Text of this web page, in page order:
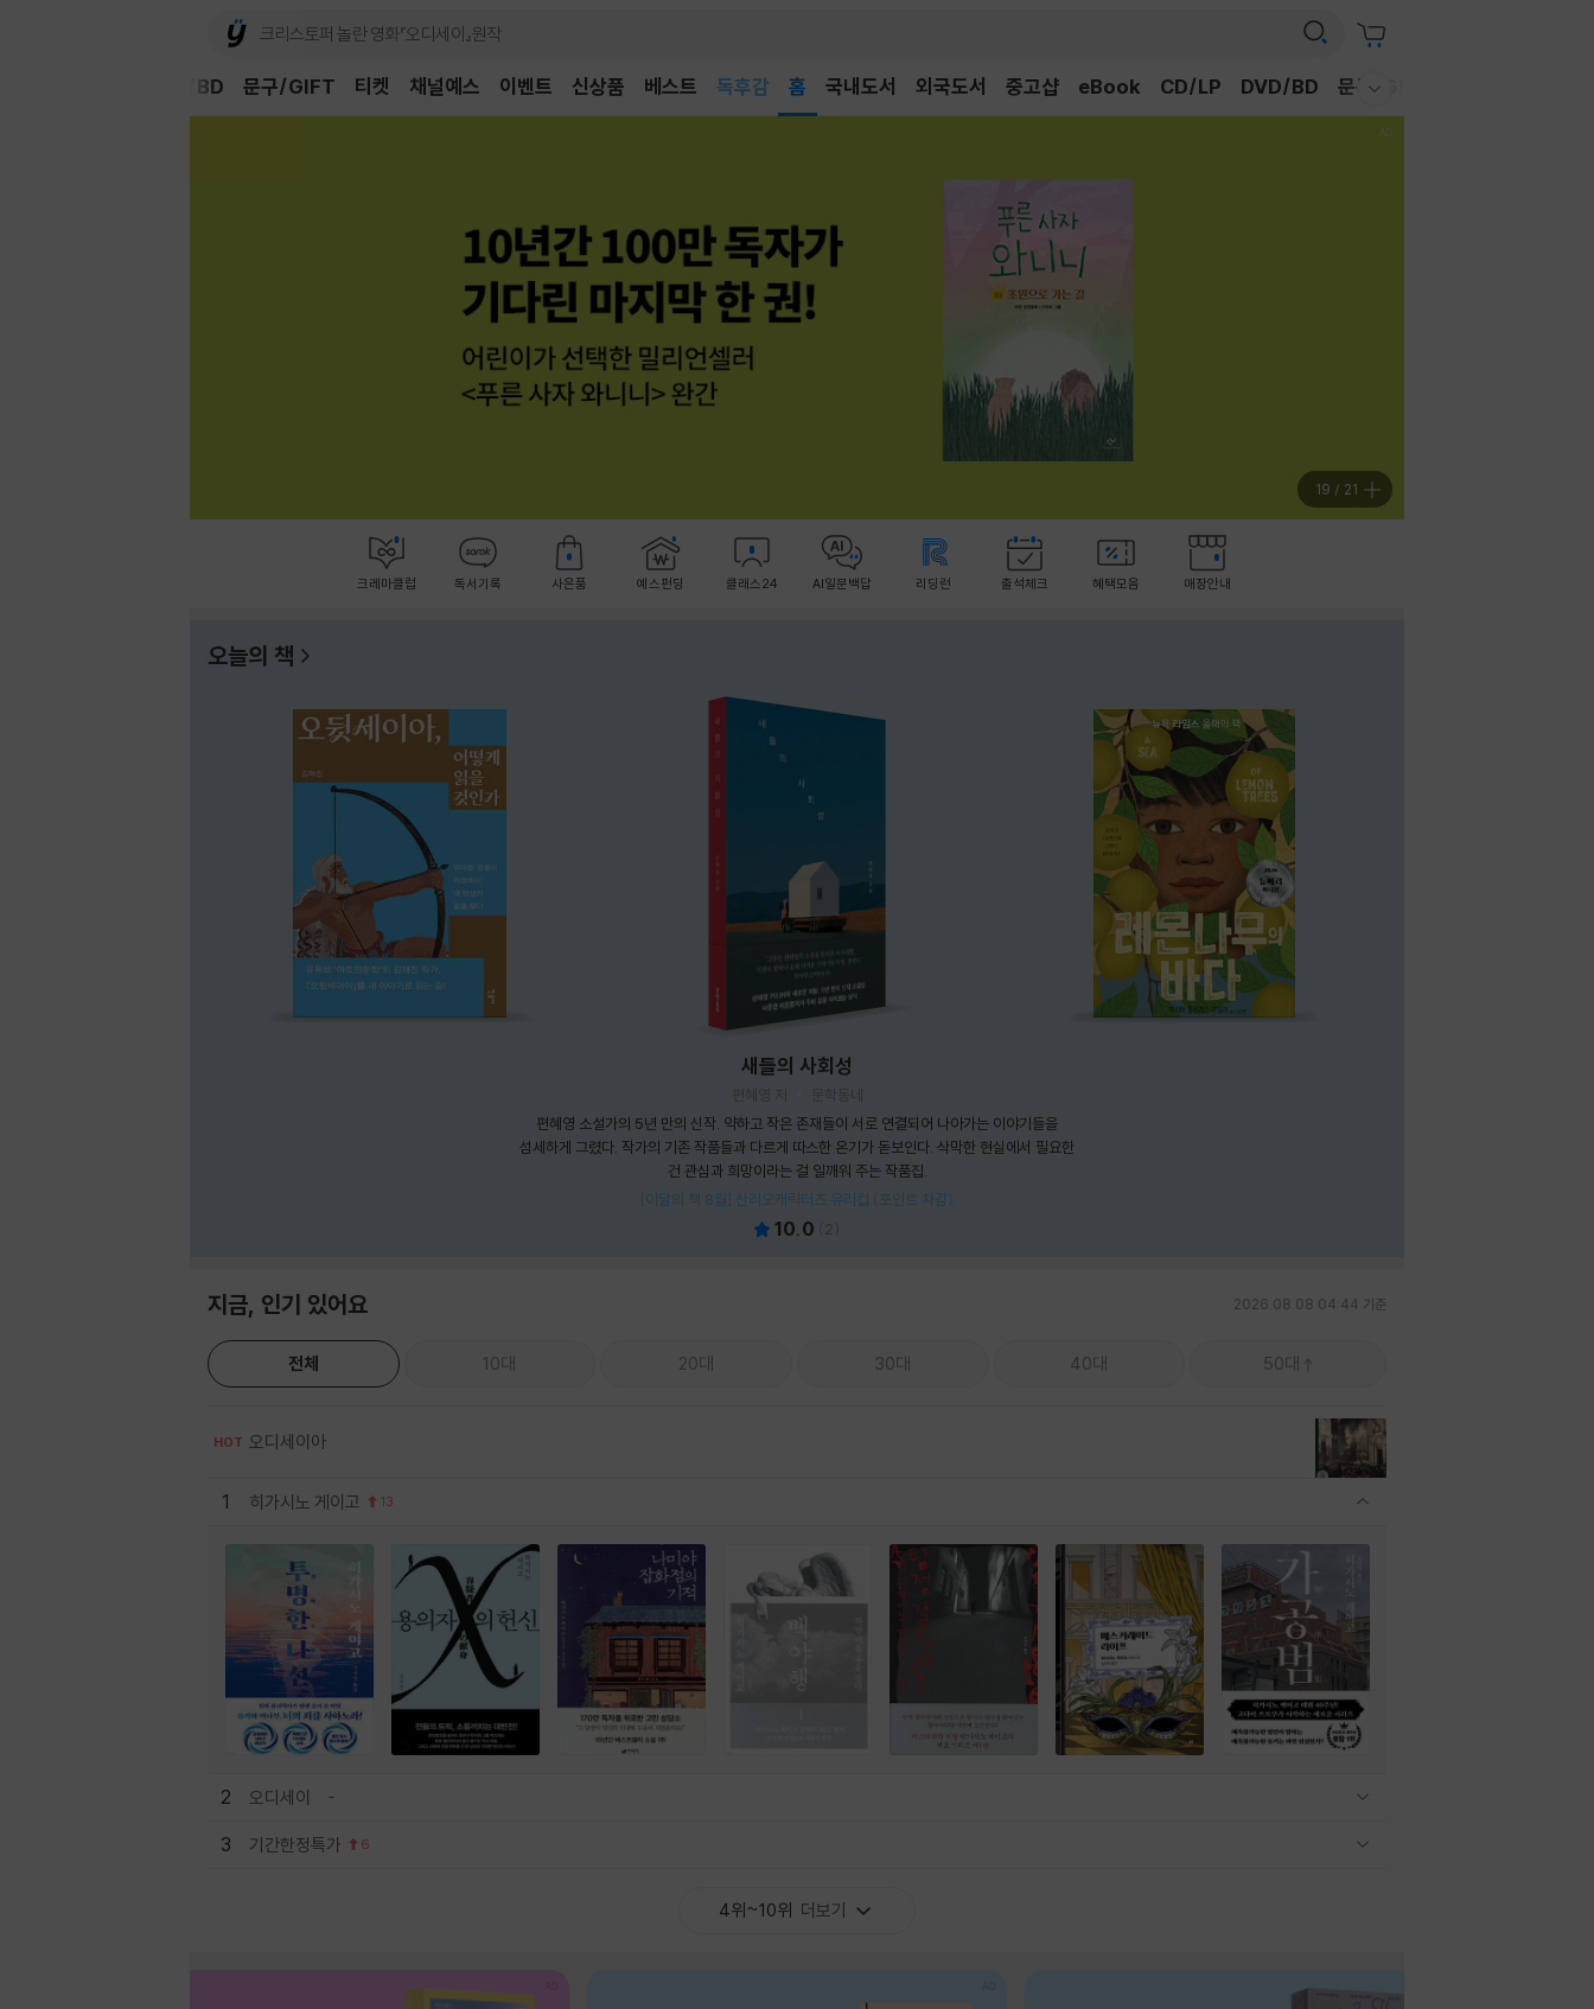
채널예스 이벤트 신상품 베스트
어린이
독후감
홈 국내도서 외국도서 중고샵 eBook CD/LP DVD/BD 문구/GIFT
DVD/BD 문구/GIFT 티켓
19 / 21
크레마클럽 독서기록 사은품 예스펀딩 클래스24 AI일문백답 리딩런 출석체크 혜택모음 매장안내
오늘의 책
새들의 사회성
편혜영 소설가의 5년 만의 신작. 약하고 작은 존재들이 서로 연결되어 나아가는 이야기들을
섬세하게 그렸다. 작가의 기존 작품들과 다르게 따스한 온기가 돋보인다. 삭막한 현실에서 필요한
건 관심과 희망이라는 걸 일깨워 주는 작품집.
[이달의 책 8월] 산리오캐릭터즈 유리컵 (포인트 차감)
10.0
지금, 인기 있어요 2026.08.08 04:44 기준
전체 10대 20대 30대 40대 50대
HOT 오디세이아
1 히가시노 게이고 13
2 오디세이
3 기간한정특가 6
4위~10위 더보기